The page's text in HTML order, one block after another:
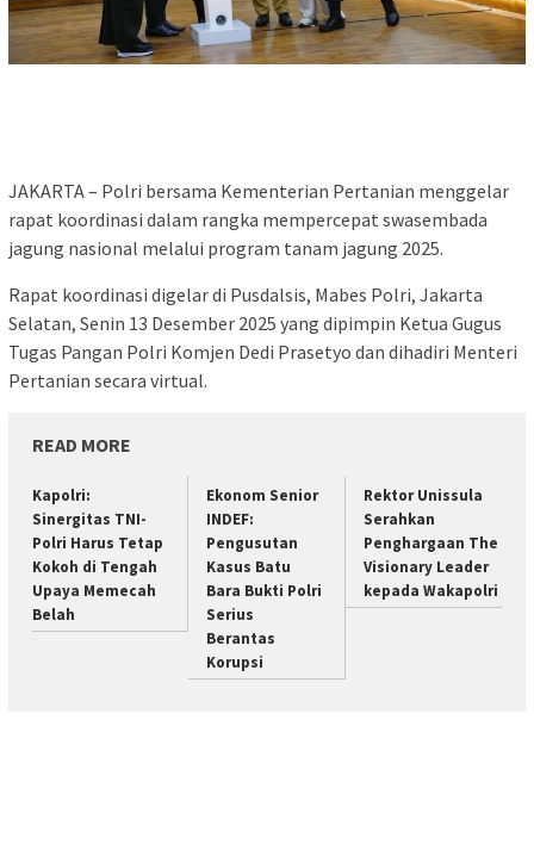
JAKARTA – Polri bersama Kementerian Pertanian menggelar
rapat koordinasi dalam rangka mempercepat swasembada
jagung nasional melalui program tanam jagung 2025.
Rapat koordinasi digelar di Pusdalsis, Mabes Polri, Jakarta
Selatan, Senin 13 Desember 2025 yang dipimpin Ketua Gugus
Tugas Pangan Polri Komjen Dedi Prasetyo dan dihadiri Menteri
Pertanian secara virtual.
READ MORE
Kapolri:
Sinergitas TNI-
Polri Harus Tetap
Kokoh di Tengah
Upaya Memecah
Belah
Ekonom Senior
INDEF:
Pengusutan
Kasus Batu
Bara Bukti Polri
Serius
Berantas
Korupsi
Rektor Unissula
Serahkan
Penghargaan The
Visionary Leader
kepada Wakapolri